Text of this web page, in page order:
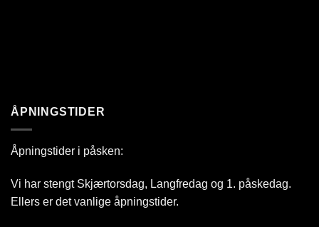
ÅPNINGSTIDER
Åpningstider i påsken:
Vi har stengt Skjærtorsdag, Langfredag og 1. påskedag.
Ellers er det vanlige åpningstider.